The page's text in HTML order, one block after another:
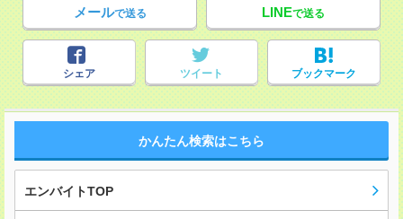
メールで送る LINEで送る
シェア ツイート ブックマーク
かんたん検索はこちら
エンバイトTOP